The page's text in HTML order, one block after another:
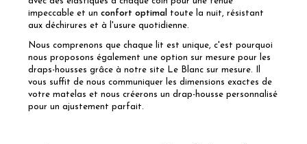
impeccable et un confort optimal
toute la nuit, résistant
aux déchirures et à l'usure quotidienne.
Nous comprenons que chaque lit est unique, c'est pourquoi
nous proposons également une option sur mesure pour les
draps-housses grâce à notre site Le Blanc sur mesure. Il
vous suffit de nous communiquer les dimensions exactes de
votre matelas et nous créerons un drap-housse personnalisé
pour un ajustement parfait.